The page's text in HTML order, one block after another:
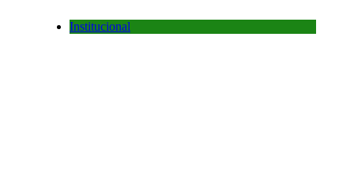
Institucional